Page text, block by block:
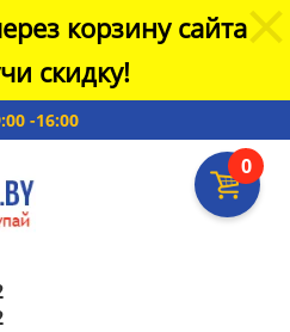
корзину сайта
скидку!
-16:00
0